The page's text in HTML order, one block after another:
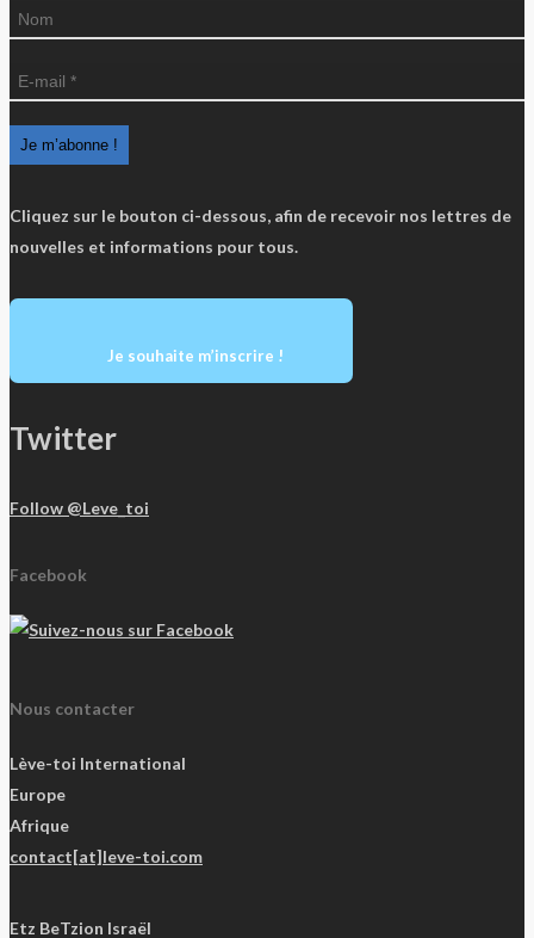
Cliquez sur le bouton ci-dessous, afin de recevoir nos lettres de
nouvelles et informations pour tous.
Je souhaite m’inscrire !
Twitter
Follow @Leve_toi
Facebook
Nous contacter
Lève-toi International
Europe
Afrique
contact[at]leve-toi.com
Etz BeTzion Israël